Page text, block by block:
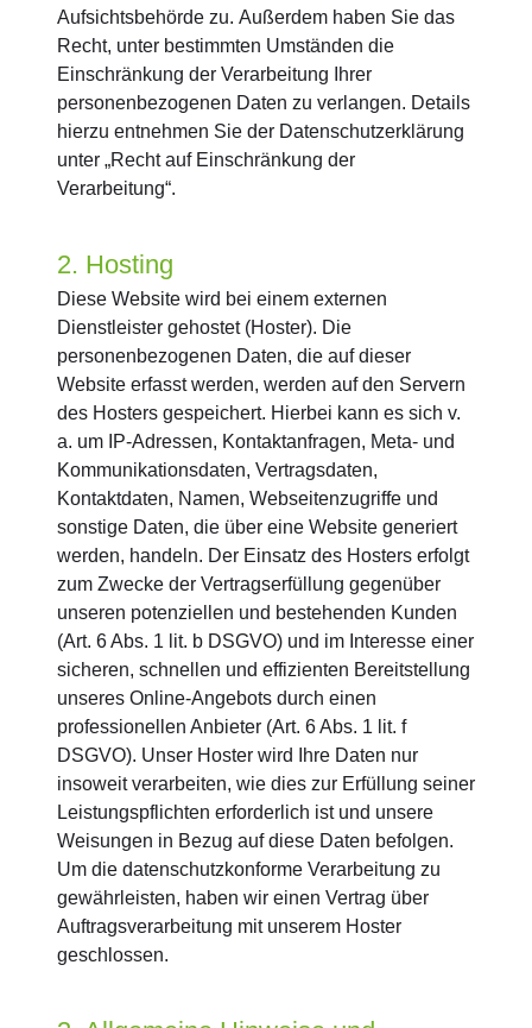
Aufsichtsbehörde zu. Außerdem haben Sie das
Recht, unter bestimmten Umständen die
Einschränkung der Verarbeitung Ihrer
personenbezogenen Daten zu verlangen. Details
hierzu entnehmen Sie der Datenschutzerklärung
unter „Recht auf Einschränkung der
Verarbeitung“.
2. Hosting
Diese Website wird bei einem externen
Dienstleister gehostet (Hoster). Die
personenbezogenen Daten, die auf dieser
Website erfasst werden, werden auf den Servern
des Hosters gespeichert. Hierbei kann es sich v.
a. um IP-Adressen, Kontaktanfragen, Meta- und
Kommunikationsdaten, Vertragsdaten,
Kontaktdaten, Namen, Webseitenzugriffe und
sonstige Daten, die über eine Website generiert
werden, handeln. Der Einsatz des Hosters erfolgt
zum Zwecke der Vertragserfüllung gegenüber
unseren potenziellen und bestehenden Kunden
(Art. 6 Abs. 1 lit. b DSGVO) und im Interesse einer
sicheren, schnellen und effizienten Bereitstellung
unseres Online-Angebots durch einen
professionellen Anbieter (Art. 6 Abs. 1 lit. f
DSGVO). Unser Hoster wird Ihre Daten nur
insoweit verarbeiten, wie dies zur Erfüllung seiner
Leistungspflichten erforderlich ist und unsere
Weisungen in Bezug auf diese Daten befolgen.
Um die datenschutzkonforme Verarbeitung zu
gewährleisten, haben wir einen Vertrag über
Auftragsverarbeitung mit unserem Hoster
geschlossen.